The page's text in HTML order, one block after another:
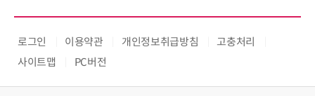
로그인 이용약관 개인정보취급방침
고충처리
사이트맵
PC버전